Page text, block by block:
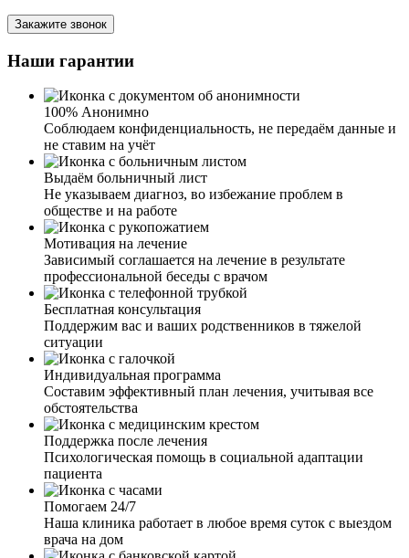
Сын не мог выйти из запоя. Каждый год сталкиваемся с
этой проблемой. Новогодние праздники, столько
выходных, и сын их все пропивает. Обратилась в вашу
службу по вызову нарколога на дом. Врач подробно
объяснил, какая программа лечения, какие препараты
подойдут моему сыну, исходя из его состояния.
Мгновенного улучшения мы и не ждали. Две недели
пить и за час встать на ноги, ну не возможно. После
первой процедуры улучшения были, но я решила и на
следующий день вызвать врача для повторной
установки капельницы и детоксикации организма.
Делал и витамины группы В. В общем, полное
очищение и восполнение недостающих
микроэлементов организму. Результатом оказанной
услуги довольна, врач компетентный, видно, что с
опытом работы. Благодарю.
Я вызвал нарколога на дом для своего сына. Сил
терпеть больше не было его ежедневные состояния
неадекватного человека. Приехал врач, оценил
физическое и психологическое состояние сына, измерил
давление, задал вопросы о том, что и в каком
количестве употреблено. Исходя из этого выбрал схему
детоксикации. После процедуры провел с сыном беседу
о наркомании. Теперь мы планируем поступать к вам на
курс лечения в РЦ. Вы наше спасение.
Закажите звонок
Наши гарантии
100% Анонимно
Соблюдаем конфиденциальность, не передаём данные и
не ставим на учёт
Выдаём больничный лист
Не указываем диагноз, во избежание проблем в
обществе и на работе
Мотивация на лечение
Зависимый соглашается на лечение в результате
профессиональной беседы с врачом
Бесплатная консультация
Поддержим вас и ваших родственников в тяжелой
ситуации
Индивидуальная программа
Составим эффективный план лечения, учитывая все
обстоятельства
Поддержка после лечения
Психологическая помощь в социальной адаптации
пациента
Помогаем 24/7
Наша клиника работает в любое время суток с выездом
врача на дом